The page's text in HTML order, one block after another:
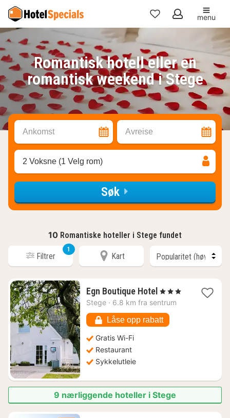
Mine
favoritter
menu
Romantisk hotell eller en
romantisk weekend i Stege
Ankomst Avreise
2 Voksne (1 Velg rom)
Søk
10 Romantiske hoteller i Stege fundet
Filtrer
1
Kart
Egn Boutique Hotel 1
natt
2448
kr.
, 3 Stjerner
Stege · 6.8 km fra sentrum
Låse opp rabatt
Gratis Wi-Fi
Restaurant
Sykkelutleie
9 nærliggende hoteller i Stege